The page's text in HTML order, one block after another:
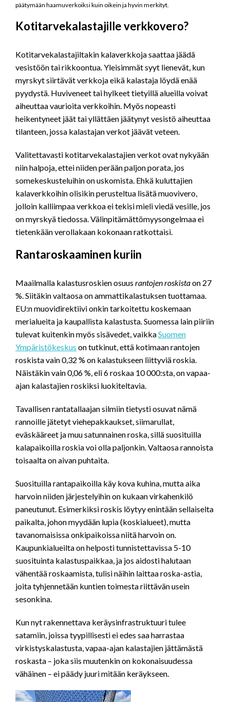
päätymään haamuverkoiksi kuin oikein ja hyvin merkityt.
Kotitarvekalastajille verkkovero?
Kotitarvekalastajiltakin kalaverkkoja saattaa jäädä
vesistöön tai rikkoontua. Yleisimmät syyt lienevät, kun
myrskyt siirtävät verkkoja eikä kalastaja löydä enää
pyydystä. Huviveneet tai hylkeet tietyillä alueilla voivat
aiheuttaa vaurioita verkkoihin. Myös nopeasti
heikentyneet jäät tai yllättäen jäätynyt vesistö aiheuttaa
tilanteen, jossa kalastajan verkot jäävät veteen.
Valitettavasti kotitarvekalastajien verkot ovat nykyään
niin halpoja, ettei niiden perään paljon porata, jos
somekeskusteluihin on uskomista. Ehkä kuluttajien
kalaverkkoihin olisikin perusteltua lisätä muovivero,
jolloin kalliimpaa verkkoa ei tekisi mieli viedä vesille, jos
on myrskyä tiedossa. Välinpitämättömyysongelmaa ei
tietenkään verollakaan kokonaan ratkottaisi.
Rantaroskaaminen kuriin
Maailmalla kalastusroskien osuus rantojen roskistaon 27
%. Siitäkin valtaosa on ammattikalastuksen tuottamaa.
EU:n muovidirektiivi onkin tarkoitettu koskemaan
merialueita ja kaupallista kalastusta. Suomessa lain piiriin
tulevat kuitenkin myös sisävedet, vaikkaSuomen
Ympäristökeskus on tutkinut, että kotimaan rantojen
roskista vain 0,32 % on kalastukseen liittyviä roskia.
Näistäkin vain 0,06 %, eli 6 roskaa 10 000:sta, on vapaa-
ajan kalastajien roskiksi luokiteltavia.
Tavallisen rantatallaajan silmiin tietysti osuvat nämä
rannoille jätetyt viehepakkaukset, siimarullat,
eväskääreet ja muu satunnainen roska, sillä suosituilla
kalapaikoilla roskia voi olla paljonkin. Valtaosa rannoista
toisaalta on aivan puhtaita.
Suosituilla rantapaikoilla käy kova kuhina, mutta aika
harvoin niiden järjestelyihin on kukaan virkahenkilö
paneutunut. Esimerkiksi roskis löytyy enintään sellaiselta
paikalta, johon myydään lupia (koskialueet), mutta
tavanomaisissa onkipaikoissa niitä harvoin on.
Kaupunkialueilta on helposti tunnistettavissa 5-10
suosituinta kalastuspaikkaa, ja jos aidosti halutaan
vähentää roskaamista, tulisi näihin laittaa roska-astia,
joita tyhjennetään kuntien toimesta riittävän usein
sesonkina.
Kun nyt rakennettava keräysinfrastruktuuri tulee
satamiin, joissa tyypillisesti ei edes saa harrastaa
virkistyskalastusta, vapaa-ajan kalastajien jättämästä
roskasta – joka siis muutenkin on kokonaisuudessa
vähäinen – ei päädy juuri mitään keräykseen.